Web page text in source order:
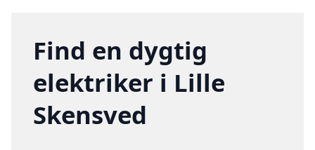
Find en dygtig
elektriker i Lille
Skensved